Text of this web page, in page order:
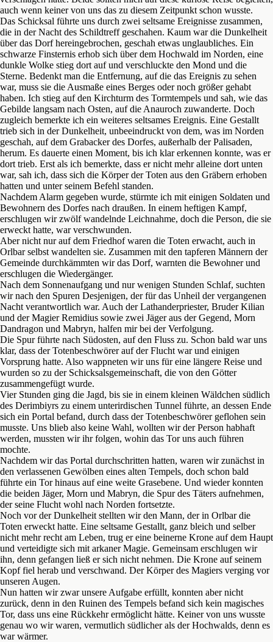
auch wenn keiner von uns das zu diesem Zeitpunkt schon wusste.
Das Schicksal führte uns durch zwei seltsame Ereignisse zusammen,
die in der Nacht des Schildtreff geschahen. Kaum war die Dunkelheit
über das Dorf hereingebrochen, geschah etwas unglaubliches. Ein
schwarze Finsternis erhob sich über dem Hochwald im Norden, eine
dunkle Wolke stieg dort auf und verschluckte den Mond und die
Sterne. Bedenkt man die Entfernung, auf die das Ereignis zu sehen
war, muss sie die Ausmaße eines Berges oder noch größer gehabt
haben. Ich stieg auf den Kirchturm des Tormtempels und sah, wie das
Gebilde langsam nach Osten, auf die Anauroch zuwanderte. Doch
zugleich bemerkte ich ein weiteres seltsames Ereignis. Eine Gestallt
trieb sich in der Dunkelheit, unbeeindruckt von dem, was im Norden
geschah, auf dem Grabacker des Dorfes, außerhalb der Palisaden,
herum. Es dauerte einen Moment, bis ich klar erkennen konnte, was er
dort trieb. Erst als ich bemerkte, dass er nicht mehr alleine dort unten
war, sah ich, dass sich die Körper der Toten aus den Gräbern erhoben
hatten und unter seinem Befehl standen.
Nachdem Alarm gegeben wurde, stürmte ich mit einigen Soldaten und
Bewohnern des Dorfes nach draußen. In einem heftigen Kampf,
erschlugen wir zwölf wandelnde Leichnahme, doch die Person, die sie
erweckt hatte, war verschwunden.
Aber nicht nur auf dem Friedhof waren die Toten erwacht, auch in
Orlbar selbst wandelten sie. Zusammen mit den tapferen Männern der
Gemeinde durchkämmten wir das Dorf, warnten die Bewohner und
erschlugen die Wiedergänger.
Nach dem Sonnenaufgang und nur wenigen Stunden Schlaf, suchten
wir nach den Spuren Desjenigen, der für das Unheil der vergangenen
Nacht verantwortlich war. Auch der Lathanderpriester, Bruder Kilian
und der Magier Remidius sowie zwei Jäger aus der Gegend, Morn
Dandragon und Mabryn, halfen mir bei der Verfolgung.
Die Spur führte nach Südosten, auf den Fluss zu. Schon bald war uns
klar, dass der Totenbeschwörer auf der Flucht war und einigen
Vorsprung hatte. Also wappneten wir uns für eine längere Reise und
wurden so zu der Schicksalsgemeinschaft, die von den Götter
zusammengefügt wurde.
Vier Stunden ging die Jagd, bis sie in einem kleinen Wäldchen südlich
des Derimbiyrs zu einem unterirdischen Tunnel führte, an dessen Ende
sich ein Portal befand, durch dass der Totenbeschwörer geflohen sein
musste. Uns blieb also keine Wahl, wollten wir der Person habhaft
werden, mussten wir ihr folgen, wohin das Tor uns auch führen
mochte.
Nachdem wir das Portal durchschritten hatten, waren wir zunächst in
den verlassenen Gewölben eines alten Tempels, doch schon bald
führte ein Tor hinaus auf eine weite Grasebene. Und wieder konnten
die beiden Jäger, Morn und Mabryn, die Spur des Täters aufnehmen,
der seine Flucht wohl nach Norden fortsetzte.
Noch vor der Dunkelheit stellten wir den Mann, der in Orlbar die
Toten erweckt hatte. Eine seltsame Gestallt, ganz bleich und selber
nicht mehr recht am Leben, trug er eine beinerne Krone auf dem Haupt
und verteidigte sich mit arkaner Magie. Gemeinsam erschlugen wir
ihn, denn gefangen ließ er sich nicht nehmen. Die Krone auf seinem
Kopf fiel herab und verschwand. Der Körper des Magiers verging vor
unseren Augen.
Nun hatten wir zwar unsere Aufgabe erfüllt, konnten aber nicht
zurück, denn in den Ruinen des Tempels befand sich kein magisches
Tor, dass uns eine Rückkehr ermöglicht hätte. Keiner von uns wusste
genau wo wir waren, vermutlich südlicher als der Hochwalds, denn es
war wärmer.